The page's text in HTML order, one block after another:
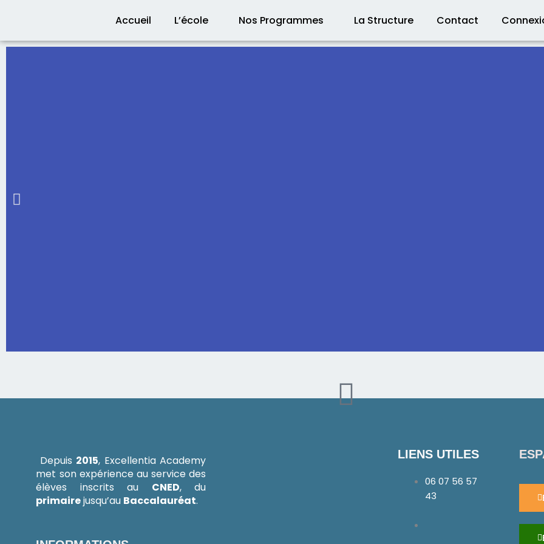
Accueil L’école Nos Programmes La Structure Contact
W
Depuis 2015, Excellentia Academy
met son expérience au service des
élèves inscrits au CNED, du
primairejusqu’au Baccalauréat.
LIENS UTILES
06 07 56 57
43